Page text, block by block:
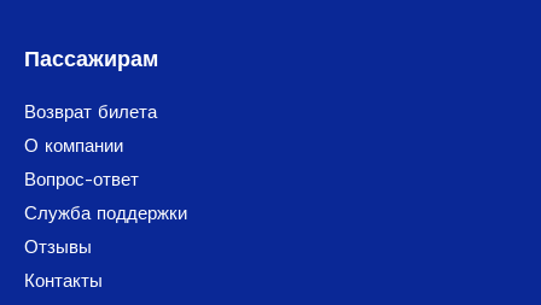
Пассажирам
Возврат билета
О компании
Вопрос-ответ
Служба поддержки
Отзывы
Контакты